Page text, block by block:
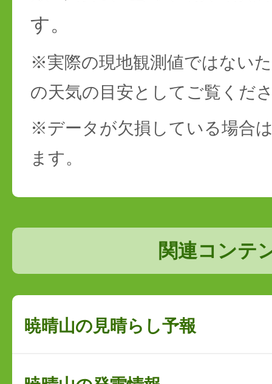
す。
※実際の現地観測値ではない
の天気の目安としてご覧くだ
※データが欠損している場合
ます。
関連コンテ
暁晴山の見晴らし予報